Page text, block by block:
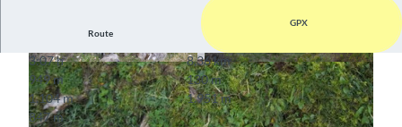
© Interlaken Tourismus, Interlaken Tourismus © Interlaken Tourismus, Interlaken Tourismus
Route
GPX
3:07 h
8,36 km
949 m
130 m
1.104 m
1.951 m
847 m